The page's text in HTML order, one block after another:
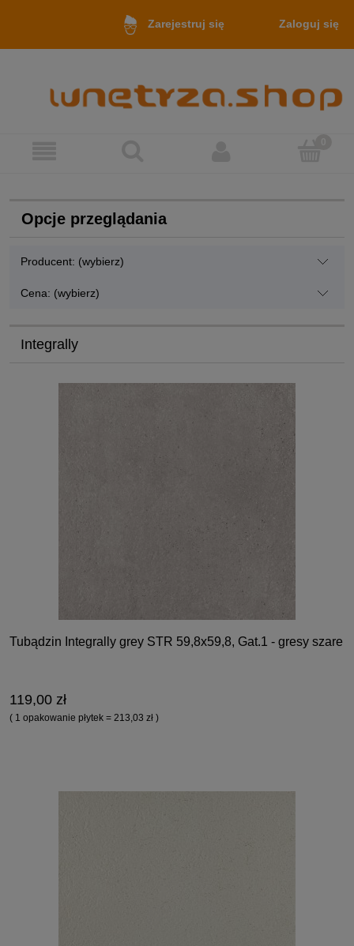
Zarejestruj się Zaloguj się
Opcje przeglądania
Producent: (wybierz)
Cena: (wybierz)
Integrally
Tubądzin Integrally grey STR 59,8x59,8, Gat.1 - gresy szare
119,00 zł
( 1 opakowanie płytek = 213,03 zł )